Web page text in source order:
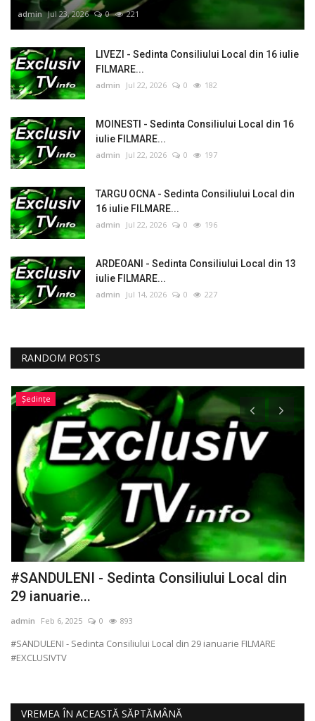
admin Jul 23, 2026 0 221
LIVEZI - Sedinta Consiliului Local din 16 iulie
FILMARE...
admin Jul 22, 2026 0 182
MOINESTI - Sedinta Consiliului Local din 16
iulie FILMARE...
admin Jul 22, 2026 0 197
TARGU OCNA - Sedinta Consiliului Local din
16 iulie FILMARE...
admin Jul 22, 2026 0 196
ARDEOANI - Sedinta Consiliului Local din 13
iulie FILMARE...
admin Jul 14, 2026 0 227
RANDOM POSTS
Ședințe
#SANDULENI - Sedinta Consiliului Local din
29 ianuarie...
admin Feb 6, 2025 0 893
#SANDULENI - Sedinta Consiliului Local din 29 ianuarie FILMARE
#EXCLUSIVTV
VREMEA ÎN ACEASTĂ SĂPTĂMÂNĂ